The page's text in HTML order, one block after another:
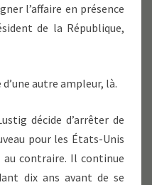
l’affaire en présence
de la République,
autre ampleur, là.
décide d’arrêter de
pour les États-Unis
au contraire. Il continue
dix ans avant de se